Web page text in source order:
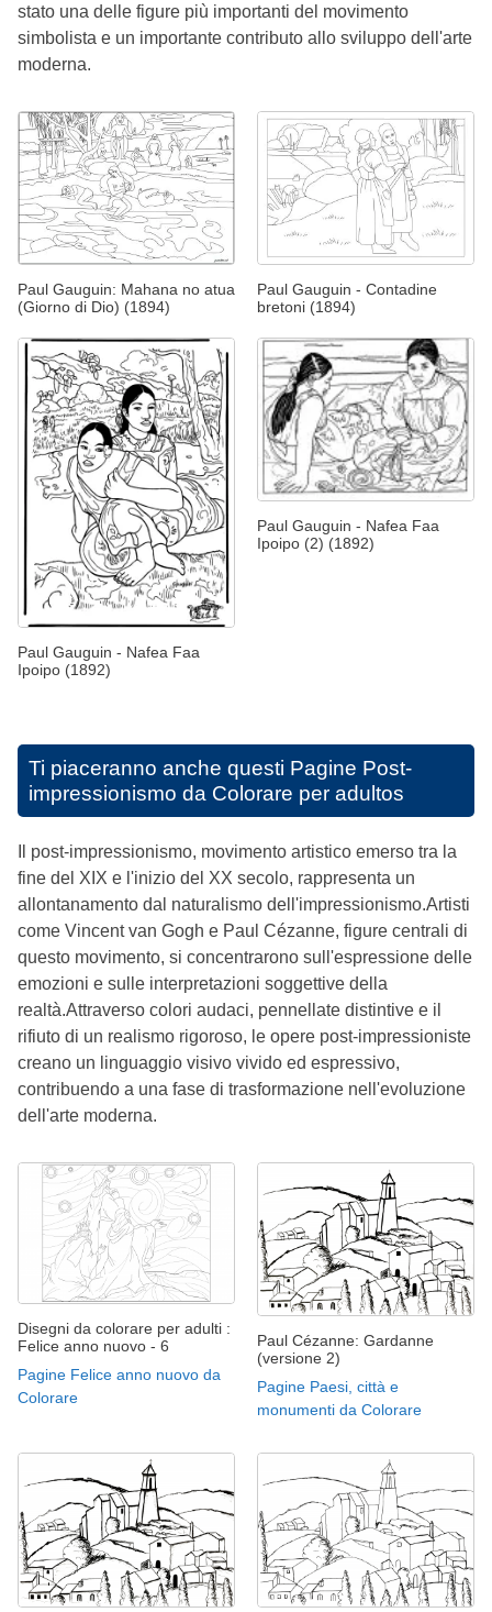
stato una delle figure più importanti del movimento
simbolista e un importante contributo allo sviluppo dell'arte
moderna.
Paul Gauguin: Mahana no atua
(Giorno di Dio) (1894)
Paul Gauguin - Contadine
bretoni (1894)
Paul Gauguin - Nafea Faa
Ipoipo (1892)
Paul Gauguin - Nafea Faa
Ipoipo (2) (1892)
Ti piaceranno anche questi Pagine Post-
impressionismo da Colorare per adultos
Il post-impressionismo, movimento artistico emerso tra la
fine del XIX e l'inizio del XX secolo, rappresenta un
allontanamento dal naturalismo dell'impressionismo.Artisti
come Vincent van Gogh e Paul Cézanne, figure centrali di
questo movimento, si concentrarono sull'espressione delle
emozioni e sulle interpretazioni soggettive della
realtà.Attraverso colori audaci, pennellate distintive e il
rifiuto di un realismo rigoroso, le opere post-impressioniste
creano un linguaggio visivo vivido ed espressivo,
contribuendo a una fase di trasformazione nell'evoluzione
dell'arte moderna.
Disegni da colorare per adulti :
Felice anno nuovo - 6
Pagine Felice anno nuovo da
Colorare
Paul Cézanne: Gardanne
(versione 2)
Pagine Paesi, città e
monumenti da Colorare